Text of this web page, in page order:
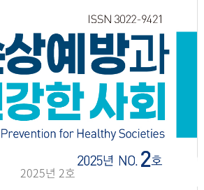
2025년 2호